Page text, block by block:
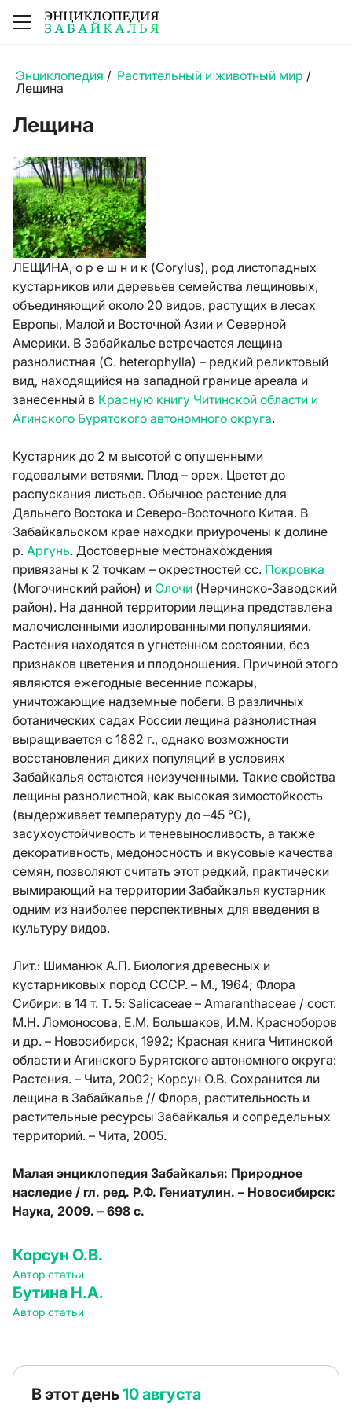
Энциклопедия / Растительный и животный мир /
Лещина
Лещина
ЛЕЩИНА, о р е ш н и к (Corylus), род листопадных
кустарников или деревьев семейства лещиновых,
объединяющий около 20 видов, растущих в лесах
Европы, Малой и Восточной Азии и Северной
Америки. В Забайкалье встречается лещина
разнолистная (C. heterophylla) – редкий реликтовый
вид, находящийся на западной границе ареала и
занесенный в Красную книгу Читинской области и
Агинского Бурятского автономного округа.
Кустарник до 2 м высотой с опушенными
годовалыми ветвями. Плод – орех. Цветет до
распускания листьев. Обычное растение для
Дальнего Востока и Северо-Восточного Китая. В
Забайкальском крае находки приурочены к долине
р. Аргунь. Достоверные местонахождения
привязаны к 2 точкам – окрестностей сс. Покровка
(Могочинский район) и Олочи (Нерчинско-Заводский
район). На данной территории лещина представлена
малочисленными изолированными популяциями.
Растения находятся в угнетенном состоянии, без
признаков цветения и плодоношения. Причиной этого
являются ежегодные весенние пожары,
уничтожающие надземные побеги. В различных
ботанических садах России лещина разнолистная
выращивается с 1882 г., однако возможности
восстановления диких популяций в условиях
Забайкалья остаются неизученными. Такие свойства
лещины разнолистной, как высокая зимостойкость
(выдерживает температуру до –45 °С),
засухоустойчивость и теневыносливость, а также
декоративность, медоносность и вкусовые качества
семян, позволяют считать этот редкий, практически
вымирающий на территории Забайкалья кустарник
одним из наиболее перспективных для введения в
культуру видов.
Лит.: Шиманюк А.П. Биология древесных и
кустарниковых пород СССР. – М., 1964; Флора
Сибири: в 14 т. Т. 5: Salicaceae – Amaranthaceae / сост.
М.Н. Ломоносова, Е.М. Большаков, И.М. Красноборов
и др. – Новосибирск, 1992; Красная книга Читинской
области и Агинского Бурятского автономного округа:
Растения. – Чита, 2002; Корсун О.В. Сохранится ли
лещина в Забайкалье // Флора, растительность и
растительные ресурсы Забайкалья и сопредельных
территорий. – Чита, 2005.
Малая энциклопедия Забайкалья: Природное
наследие / гл. ред. Р.Ф. Гениатулин. – Новосибирск:
Наука, 2009. – 698 с.
Корсун О.В.
Автор статьи
Бутина Н.А.
Автор статьи
В этот день10 августа